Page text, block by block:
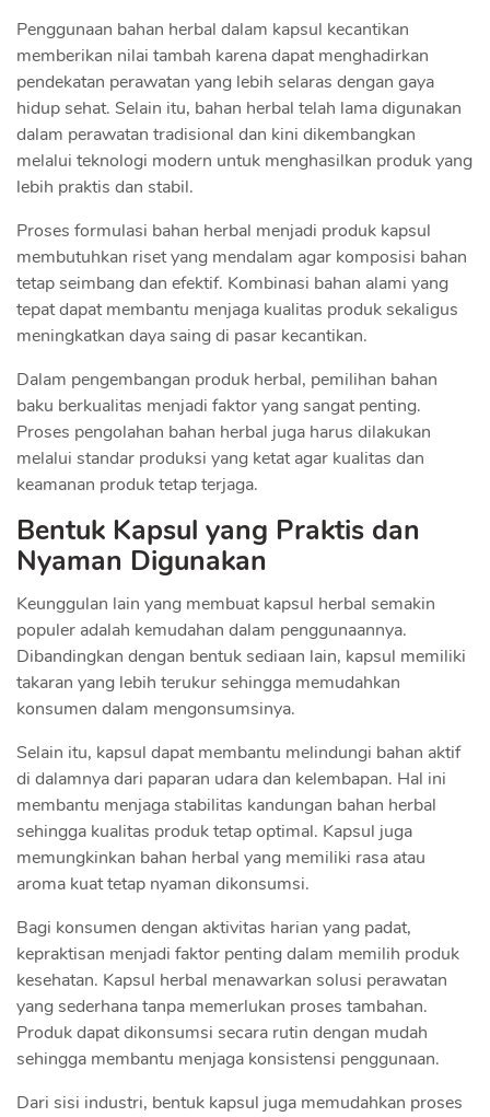
Penggunaan bahan herbal dalam kapsul kecantikan
memberikan nilai tambah karena dapat menghadirkan
pendekatan perawatan yang lebih selaras dengan gaya
hidup sehat. Selain itu, bahan herbal telah lama digunakan
dalam perawatan tradisional dan kini dikembangkan
melalui teknologi modern untuk menghasilkan produk yang
lebih praktis dan stabil.
Proses formulasi bahan herbal menjadi produk kapsul
membutuhkan riset yang mendalam agar komposisi bahan
tetap seimbang dan efektif. Kombinasi bahan alami yang
tepat dapat membantu menjaga kualitas produk sekaligus
meningkatkan daya saing di pasar kecantikan.
Dalam pengembangan produk herbal, pemilihan bahan
baku berkualitas menjadi faktor yang sangat penting.
Proses pengolahan bahan herbal juga harus dilakukan
melalui standar produksi yang ketat agar kualitas dan
keamanan produk tetap terjaga.
Bentuk Kapsul yang Praktis dan
Nyaman Digunakan
Keunggulan lain yang membuat kapsul herbal semakin
populer adalah kemudahan dalam penggunaannya.
Dibandingkan dengan bentuk sediaan lain, kapsul memiliki
takaran yang lebih terukur sehingga memudahkan
konsumen dalam mengonsumsinya.
Selain itu, kapsul dapat membantu melindungi bahan aktif
di dalamnya dari paparan udara dan kelembapan. Hal ini
membantu menjaga stabilitas kandungan bahan herbal
sehingga kualitas produk tetap optimal. Kapsul juga
memungkinkan bahan herbal yang memiliki rasa atau
aroma kuat tetap nyaman dikonsumsi.
Bagi konsumen dengan aktivitas harian yang padat,
kepraktisan menjadi faktor penting dalam memilih produk
kesehatan. Kapsul herbal menawarkan solusi perawatan
yang sederhana tanpa memerlukan proses tambahan.
Produk dapat dikonsumsi secara rutin dengan mudah
sehingga membantu menjaga konsistensi penggunaan.
Dari sisi industri, bentuk kapsul juga memudahkan proses